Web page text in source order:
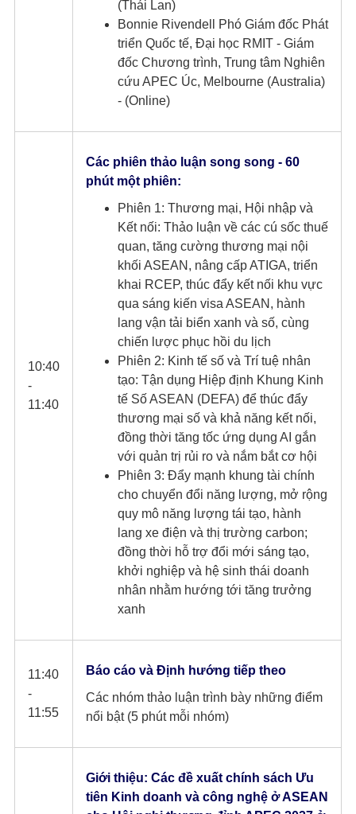
(Thái Lan)
Bonnie Rivendell Phó Giám đốc Phát
triển Quốc tế, Đại học RMIT - Giám
đốc Chương trình, Trung tâm Nghiên
cứu APEC Úc, Melbourne (Australia)
- (Online)
10:40
-
11:40
Các phiên thảo luận song song - 60
phút một phiên​:
Phiên 1: Thương mại, Hội nhập và
Kết nối: Thảo luận về các cú sốc thuế
quan, tăng cường thương mại nội
khối ASEAN, nâng cấp ATIGA, triển
khai RCEP, thúc đẩy kết nối khu vực
qua sáng kiến visa ASEAN, hành
lang vận tải biển xanh và số, cùng
chiến lược phục hồi du lịch
Phiên 2: Kinh tế số và Trí tuệ nhân
tạo: Tận dụng Hiệp định Khung Kinh
tế Số ASEAN (DEFA) để thúc đẩy
thương mại số và khả năng kết nối,
đồng thời tăng tốc ứng dụng AI gắn
với quản trị rủi ro và nắm bắt cơ hội
Phiên 3: Đẩy mạnh khung tài chính
cho chuyển đổi năng lượng, mở rộng
quy mô năng lượng tái tạo, hành
lang xe điện và thị trường carbon;
đồng thời hỗ trợ đổi mới sáng tạo,
khởi nghiệp và hệ sinh thái doanh
nhân nhằm hướng tới tăng trưởng
xanh
11:40
-
11:55
Báo cáo và Định hướng tiếp theo​
Các nhóm thảo luận trình bày những điểm
nổi bật (5 phút mỗi nhóm)
Giới thiệu: Các đề xuất chính sách Ưu
tiên Kinh doanh và công nghệ ở ASEAN